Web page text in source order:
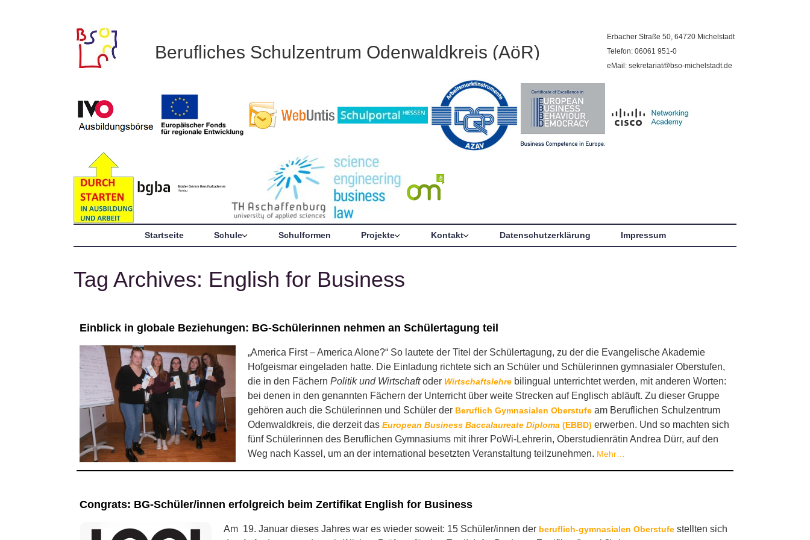
Berufliches Schulzentrum Odenwaldkreis (AöR)
Erbacher Straße 50, 64720 Michelstadt
Telefon: 06061 951-0
eMail: sekretariat@bso-michelstadt.de
Startseite Schule Schulformen Projekte Kontakt Datenschutzerklärung Impressum
Tag Archives: English for Business
Einblick in globale Beziehungen: BG-Schülerinnen nehmen an Schülertagung teil
„America First – America Alone?“ So lautete der Titel der Schülertagung, zu der die Evangelische Akademie
Hofgeismar eingeladen hatte. Die Einladung richtete sich an Schüler und Schülerinnen gymnasialer Oberstufen,
die in den Fächern Politik und Wirtschaftoder Wirtschaftslehre bilingual unterrichtet werden, mit anderen Worten:
bei denen in den genannten Fächern der Unterricht über weite Strecken auf Englisch abläuft. Zu dieser Gruppe
gehören auch die Schülerinnen und Schüler der Beruflich Gymnasialen Oberstufe am Beruflichen Schulzentrum
Odenwaldkreis, die derzeit das European Business Baccalaureate Diploma (EBBD) erwerben. Und so machten sich
fünf Schülerinnen des Beruflichen Gymnasiums mit ihrer PoWi-Lehrerin, Oberstudienrätin Andrea Dürr, auf den
Weg nach Kassel, um an der international besetzten Veranstaltung teilzunehmen. Mehr…
Congrats: BG-Schüler/innen erfolgreich beim Zertifikat English for Business
Am 19. Januar dieses Jahres war es wieder soweit: 15 Schüler/innen der beruflich-gymnasialen Oberstufe stellten sich